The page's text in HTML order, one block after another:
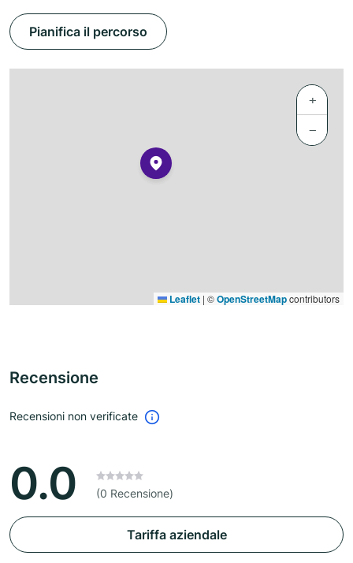
Pianifica il percorso
+
−
Leaflet | ©OpenStreetMapcontributors
Recensione
Recensioni non verificate
0.0 (0 Recensione)
Tariffa aziendale